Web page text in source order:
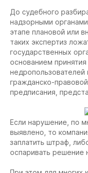
До судебного
надзорными
этапе плановой или
таких экспертиз
государственных
основанием
недропользователей
гражданско-
предписания,
Если нарушение, по
выявлено, то
заплатить штраф,
оспаривать решение